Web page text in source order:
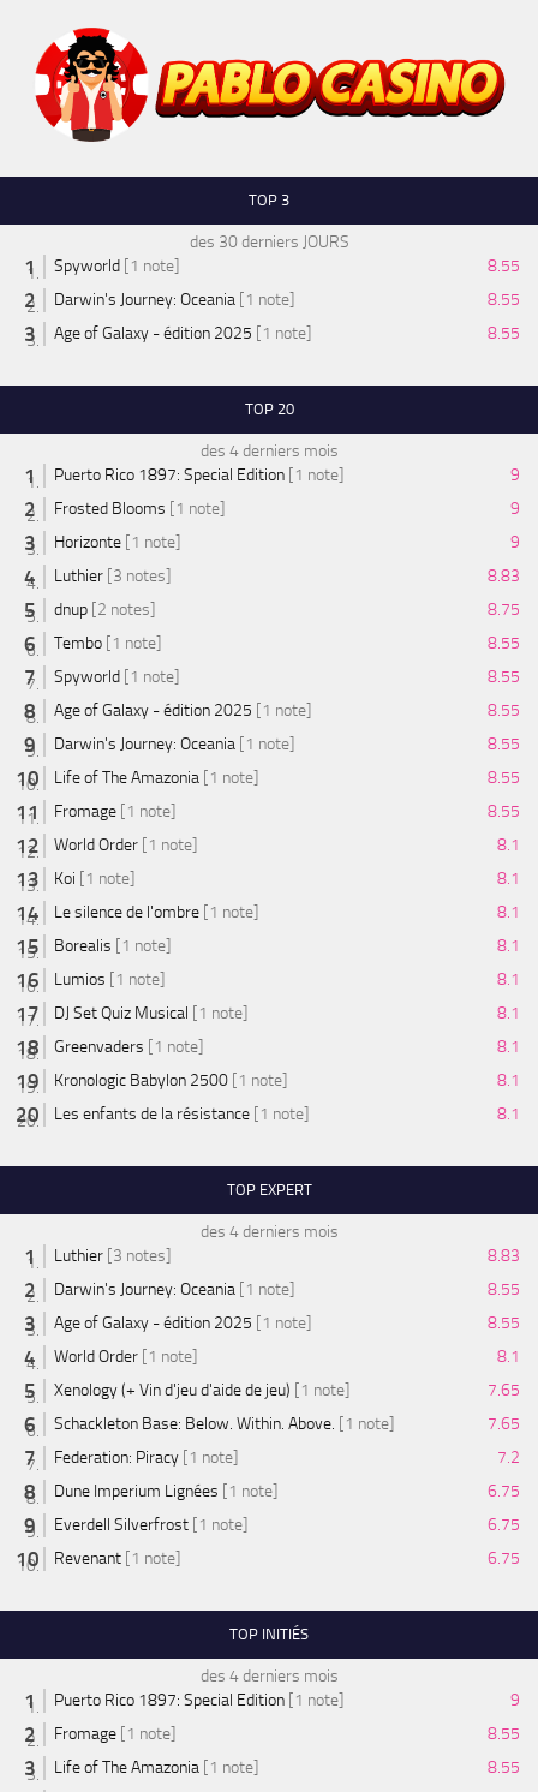
TOP 3
des 30 derniers JOURS
Spyworld [1 note]
8.55
Darwin's Journey: Oceania [1 note]
8.55
Age of Galaxy - édition 2025 [1 note] 8.55
TOP 20
des 4 derniers mois
Puerto Rico 1897: Special Edition [1 note]
9
Frosted Blooms [1 note]
9
Horizonte [1 note]
9
Luthier [3 notes]
8.83
dnup [2 notes]
8.75
Tembo [1 note]
8.55
Spyworld [1 note]
8.55
Age of Galaxy - édition 2025 [1 note]
8.55
Darwin's Journey: Oceania [1 note]
8.55
Life of The Amazonia [1 note]
8.55
Fromage [1 note]
8.55
World Order [1 note]
8.1
Koi [1 note]
8.1
Le silence de l'ombre [1 note]
8.1
Borealis [1 note]
8.1
Lumios [1 note]
8.1
DJ Set Quiz Musical [1 note]
8.1
Greenvaders [1 note]
8.1
Kronologic Babylon 2500 [1 note]
8.1
Les enfants de la résistance [1 note] 8.1
TOP EXPERT
des 4 derniers mois
Luthier [3 notes]
8.83
Darwin's Journey: Oceania [1 note]
8.55
Age of Galaxy - édition 2025 [1 note]
8.55
World Order [1 note]
8.1
Xenology (+ Vin d'jeu d'aide de jeu) [1 note]
7.65
Schackleton Base: Below. Within. Above. [1 note]
7.65
Federation: Piracy [1 note]
7.2
Dune Imperium Lignées [1 note]
6.75
Everdell Silverfrost [1 note]
6.75
Revenant [1 note] 6.75
TOP INITIÉS
des 4 derniers mois
Puerto Rico 1897: Special Edition [1 note]
9
Fromage [1 note]
8.55
Life of The Amazonia [1 note]
8.55